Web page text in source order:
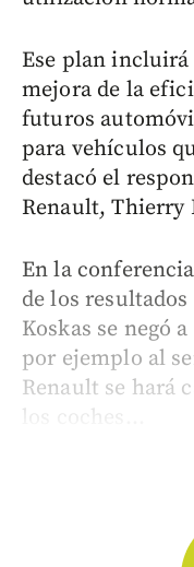
Ese plan incluirá
mejora de la
futuros
para vehículos
destacó el
Renault, Thierry
En la
de los
Koskas se negó
por ejemplo al
Renault se hará
los coches...